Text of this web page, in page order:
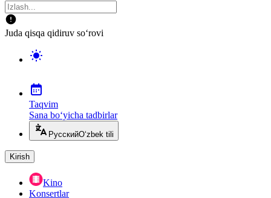
Juda qisqa qidiruv so‘rovi
Taqvim
Sana bo‘yicha tadbirlar
РусскийO‘zbek tili
Kirish
Kino
Konsertlar